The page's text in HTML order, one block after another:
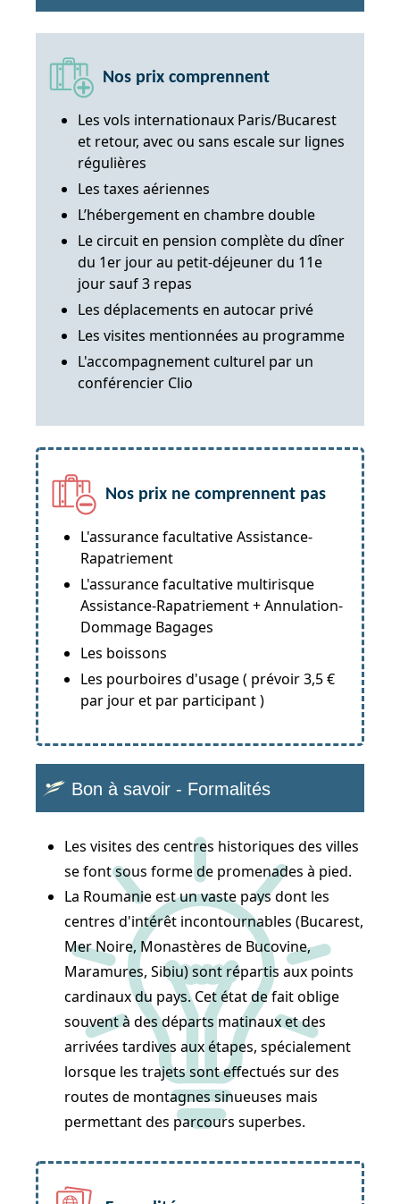
Nos prix comprennent
Les vols internationaux Paris/Bucarest
et retour, avec ou sans escale sur lignes
régulières
Les taxes aériennes
L’hébergement en chambre double
Le circuit en pension complète du dîner
du 1er jour au petit-déjeuner du 11e
jour sauf 3 repas
Les déplacements en autocar privé
Les visites mentionnées au programme
L'accompagnement culturel par un
conférencier Clio
Nos prix ne comprennent pas
L'assurance facultative Assistance-
Rapatriement
L'assurance facultative multirisque
Assistance-Rapatriement + Annulation-
Dommage Bagages
Les boissons
Les pourboires d'usage ( prévoir 3,5 €
par jour et par participant )
Bon à savoir - Formalités
Les visites des centres historiques des villes
se font sous forme de promenades à pied.
La Roumanie est un vaste pays dont les
centres d'intérêt incontournables (Bucarest,
Mer Noire, Monastères de Bucovine,
Maramures, Sibiu) sont répartis aux points
cardinaux du pays. Cet état de fait oblige
souvent à des départs matinaux et des
arrivées tardives aux étapes, spécialement
lorsque les trajets sont effectués sur des
routes de montagnes sinueuses mais
permettant des parcours superbes.